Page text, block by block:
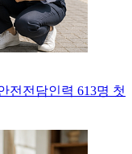
전전담인력 613명 첫